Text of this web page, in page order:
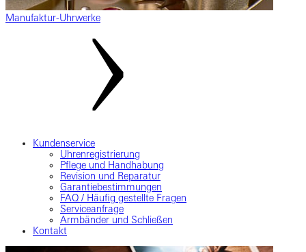
Manufaktur-Uhrwerke
Kundenservice
Uhrenregistrierung
Pflege und Handhabung
Revision und Reparatur
Garantiebestimmungen
FAQ / Häufig gestellte Fragen
Serviceanfrage
Armbänder und Schließen
Kontakt